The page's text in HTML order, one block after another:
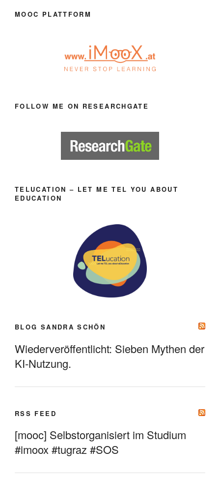
MOOC PLATTFORM
FOLLOW ME ON RESEARCHGATE
TELUCATION – LET ME TEL YOU ABOUT
EDUCATION
BLOG SANDRA SCHÖN
Wiederveröffentlicht: Sieben Mythen der
KI-Nutzung.
RSS FEED
[mooc] Selbstorganisiert im Studium
#imoox #tugraz #SOS